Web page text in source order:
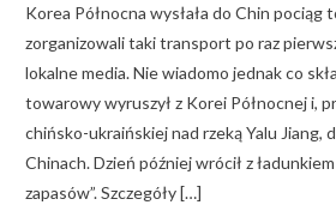
Korea Północna wysłała do Chin pociąg
zorganizowali taki transport po raz
lokalne media. Nie wiadomo jednak co
towarowy wyruszył z Korei Północnej i,
chińsko-ukraińskiej nad rzeką Yalu Jiang,
Chinach. Dzień później wrócił z
zapasów”. Szczegóły […]